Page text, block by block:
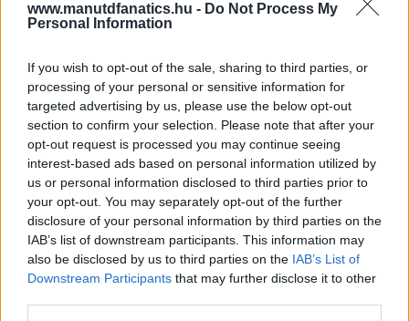
www.manutdfanatics.hu - Do Not Process My
Personal Information
If you wish to opt-out of the sale, sharing to third parties, or
processing of your personal or sensitive information for
targeted advertising by us, please use the below opt-out
section to confirm your selection. Please note that after your
opt-out request is processed you may continue seeing
interest-based ads based on personal information utilized by
us or personal information disclosed to third parties prior to
your opt-out. You may separately opt-out of the further
disclosure of your personal information by third parties on the
IAB’s list of downstream participants. This information may
also be disclosed by us to third parties on the IAB’s List of
Downstream Participants that may further disclose it to other